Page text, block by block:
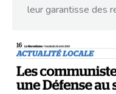
leur garantisse des